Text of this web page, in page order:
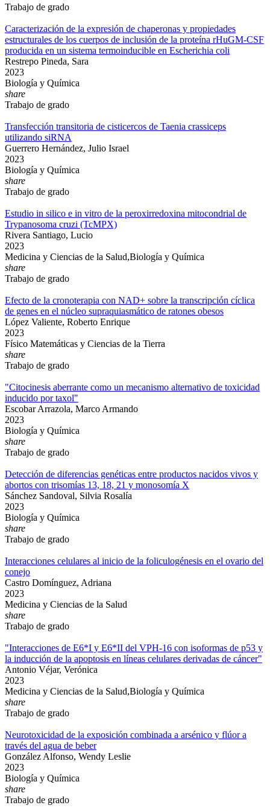
Trabajo de grado
Caracterización de la expresión de chaperonas y propiedades
estructurales de los cuerpos de inclusión de la proteína rHuGM-CSF
producida en un sistema termoinducible en Escherichia coli
Restrepo Pineda, Sara
2023
Biología y Química
share
Trabajo de grado
Transfección transitoria de cisticercos de Taenia crassiceps
utilizando siRNA
Guerrero Hernández, Julio Israel
2023
Biología y Química
share
Trabajo de grado
Estudio in silico e in vitro de la peroxirredoxina mitocondrial de
Trypanosoma cruzi (TcMPX)
Rivera Santiago, Lucio
2023
Medicina y Ciencias de la Salud,Biología y Química
share
Trabajo de grado
Efecto de la cronoterapia con NAD+ sobre la transcripción cíclica
de genes en el núcleo supraquiasmático de ratones obesos
López Valiente, Roberto Enrique
2023
Físico Matemáticas y Ciencias de la Tierra
share
Trabajo de grado
"Citocinesis aberrante como un mecanismo alternativo de toxicidad
inducido por taxol"
Escobar Arrazola, Marco Armando
2023
Biología y Química
share
Trabajo de grado
Detección de diferencias genéticas entre productos nacidos vivos y
abortos con trisomías 13, 18, 21 y monosomía X
Sánchez Sandoval, Silvia Rosalía
2023
Biología y Química
share
Trabajo de grado
Interacciones celulares al inicio de la foliculogénesis en el ovario del
conejo
Castro Domínguez, Adriana
2023
Medicina y Ciencias de la Salud
share
Trabajo de grado
"Interacciones de E6*I y E6*II del VPH-16 con isoformas de p53 y
la inducción de la apoptosis en líneas celulares derivadas de cáncer"
Antonio Véjar, Verónica
2023
Medicina y Ciencias de la Salud,Biología y Química
share
Trabajo de grado
Neurotoxicidad de la exposición combinada a arsénico y flúor a
través del agua de beber
González Alfonso, Wendy Leslie
2023
Biología y Química
share
Trabajo de grado